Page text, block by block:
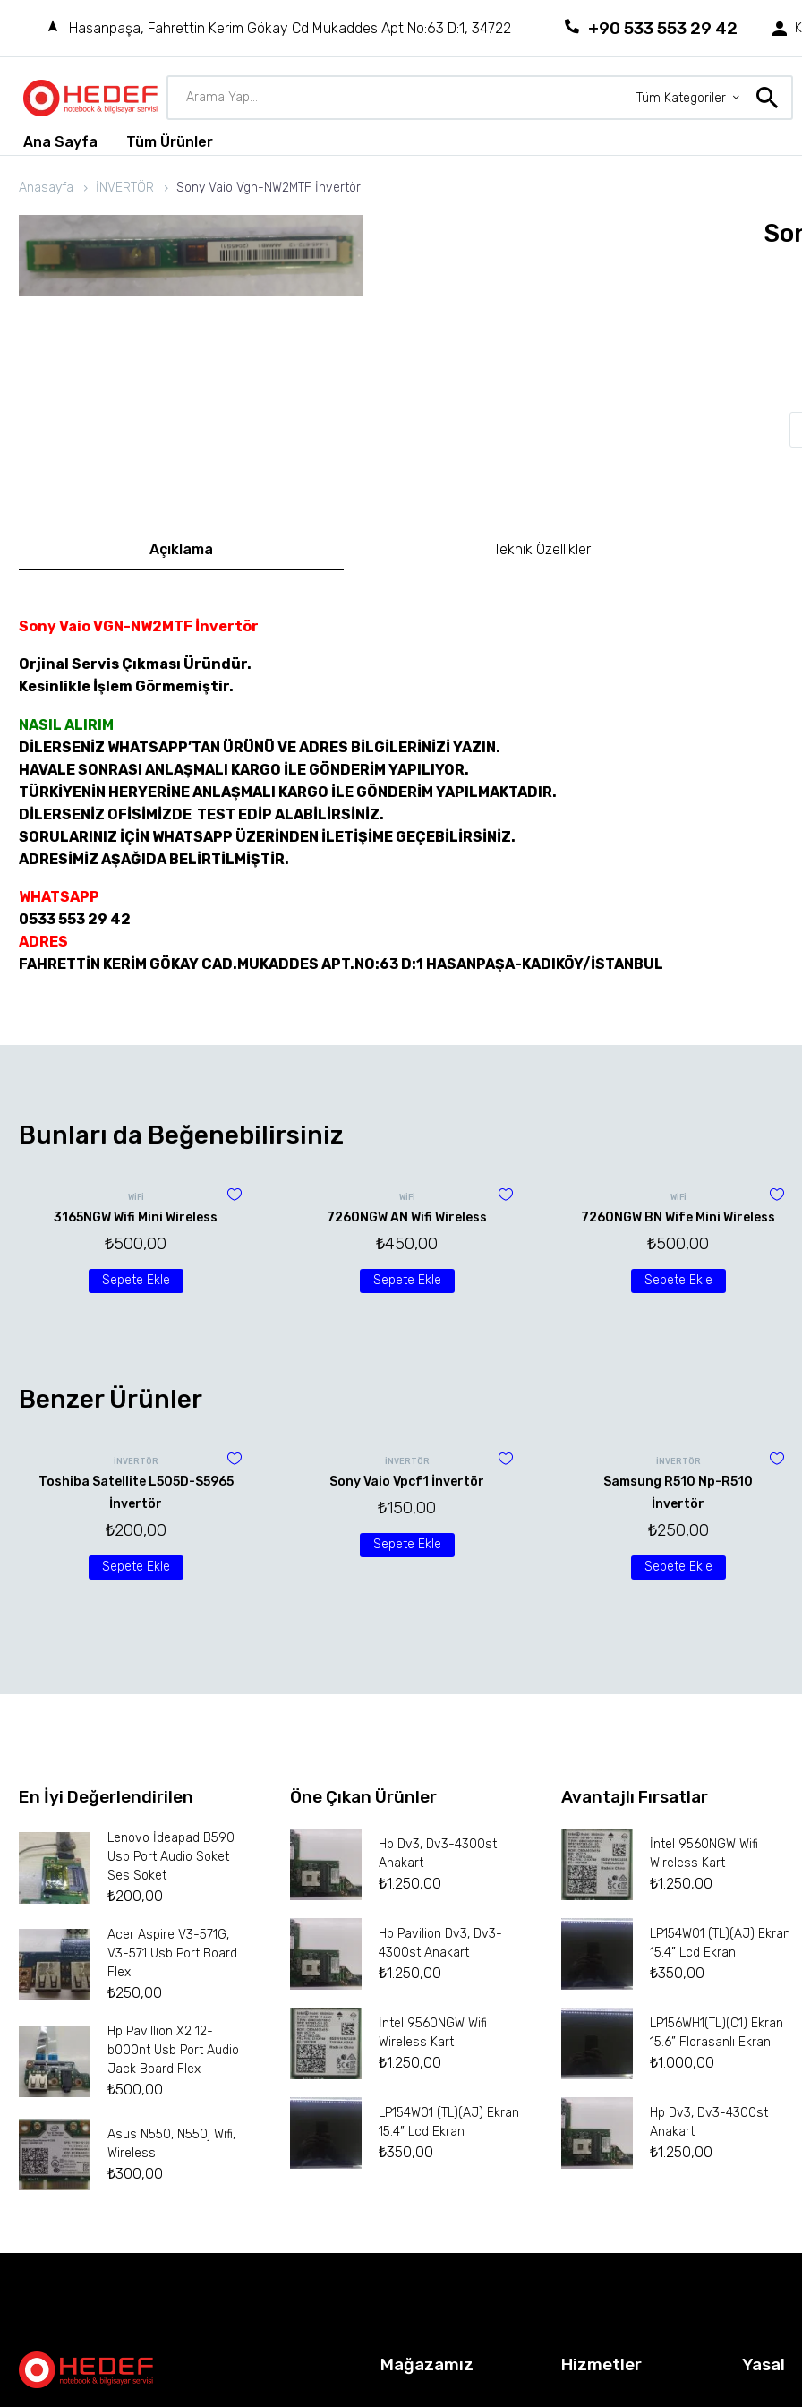
Hasanpaşa, Fahrettin Kerim Gökay Cd Mukaddes Apt No:63 D:1, 34722 +90 533 553 29 42
Tüm Kategoriler
Ana Sayfa Tüm Ürünler
Anasayfa İNVERTÖR Sony Vaio Vgn-NW2MTF İnvertör
Açıklama Teknik Özellikler
Sony Vaio VGN-NW2MTF İnvertör
Orjinal Servis Çıkması Üründür.
Kesinlikle İşlem Görmemiştir.
NASIL ALIRIM
DİLERSENİZ WHATSAPP’TAN ÜRÜNÜ VE ADRES BİLGİLERİNİZİ YAZIN.
HAVALE SONRASI ANLAŞMALI KARGO İLE GÖNDERİM YAPILIYOR.
TÜRKİYENİN HERYERİNE ANLAŞMALI KARGO İLE GÖNDERİM YAPILMAKTADIR.
DİLERSENİZ OFİSİMİZDE TEST EDİP ALABİLİRSİNİZ.
SORULARINIZ İÇİN WHATSAPP ÜZERİNDEN İLETİŞİME GEÇEBİLİRSİNİZ.
ADRESİMİZ AŞAĞIDA BELİRTİLMİŞTİR.
WHATSAPP
0533 553 29 42
ADRES
FAHRETTİN KERİM GÖKAY CAD.MUKADDES APT.NO:63 D:1 HASANPAŞA-KADIKÖY/İSTANBUL
Bunları da Beğenebilirsiniz
WİFİ
3165NGW Wifi Mini Wireless
₺500,00
Sepete Ekle
WİFİ
7260NGW AN Wifi Wireless
₺450,00
Sepete Ekle
WİFİ
7260NGW BN Wife Mini Wireless
₺500,00
Sepete Ekle
Benzer Ürünler
İNVERTÖR
Toshiba Satellite L505D-S5965
İnvertör
₺200,00
Sepete Ekle
İNVERTÖR
Sony Vaio Vpcf1 İnvertör
₺150,00
Sepete Ekle
İNVERTÖR
Samsung R510 Np-R510
İnvertör
₺250,00
Sepete Ekle
En İyi Değerlendirilen
Lenovo İdeapad B590
Usb Port Audio Soket
Ses Soket
₺200,00
Acer Aspire V3-571G,
V3-571 Usb Port Board
Flex
₺250,00
Hp Pavillion X2 12-
b000nt Usb Port Audio
Jack Board Flex
₺500,00
Asus N550, N550j Wifi,
Wireless
₺300,00
Öne Çıkan Ürünler
Hp Dv3, Dv3-4300st
Anakart
₺1.250,00
Hp Pavilion Dv3, Dv3-
4300st Anakart
₺1.250,00
İntel 9560NGW Wifi
Wireless Kart
₺1.250,00
LP154W01 (TL)(AJ) Ekran
15.4” Lcd Ekran
₺350,00
Avantajlı Fırsatlar
İntel 9560NGW Wifi
Wireless Kart
₺1.250,00
LP154W01 (TL)(AJ) Ekran
15.4” Lcd Ekran
₺350,00
LP156WH1(TL)(C1) Ekran
15.6” Florasanlı Ekran
₺1.000,00
Hp Dv3, Dv3-4300st
Anakart
₺1.250,00
Mağazamız Hizmetler Yasal